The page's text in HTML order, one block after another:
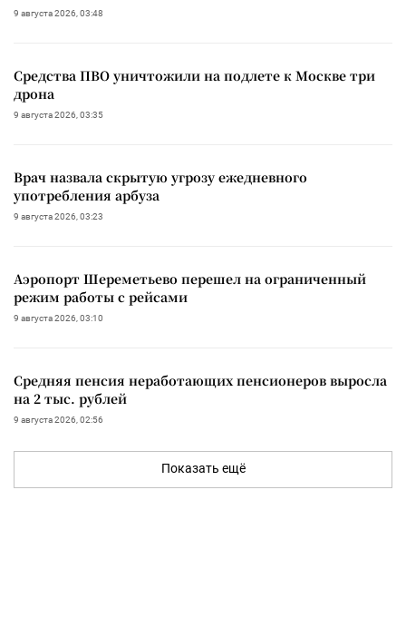
9 августа 2026, 03:48
Средства ПВО уничтожили на подлете к Москве три
дрона
9 августа 2026, 03:35
Врач назвала скрытую угрозу ежедневного
употребления арбуза
9 августа 2026, 03:23
Аэропорт Шереметьево перешел на ограниченный
режим работы с рейсами
9 августа 2026, 03:10
Средняя пенсия неработающих пенсионеров выросла
на 2 тыс. рублей
9 августа 2026, 02:56
Показать ещё